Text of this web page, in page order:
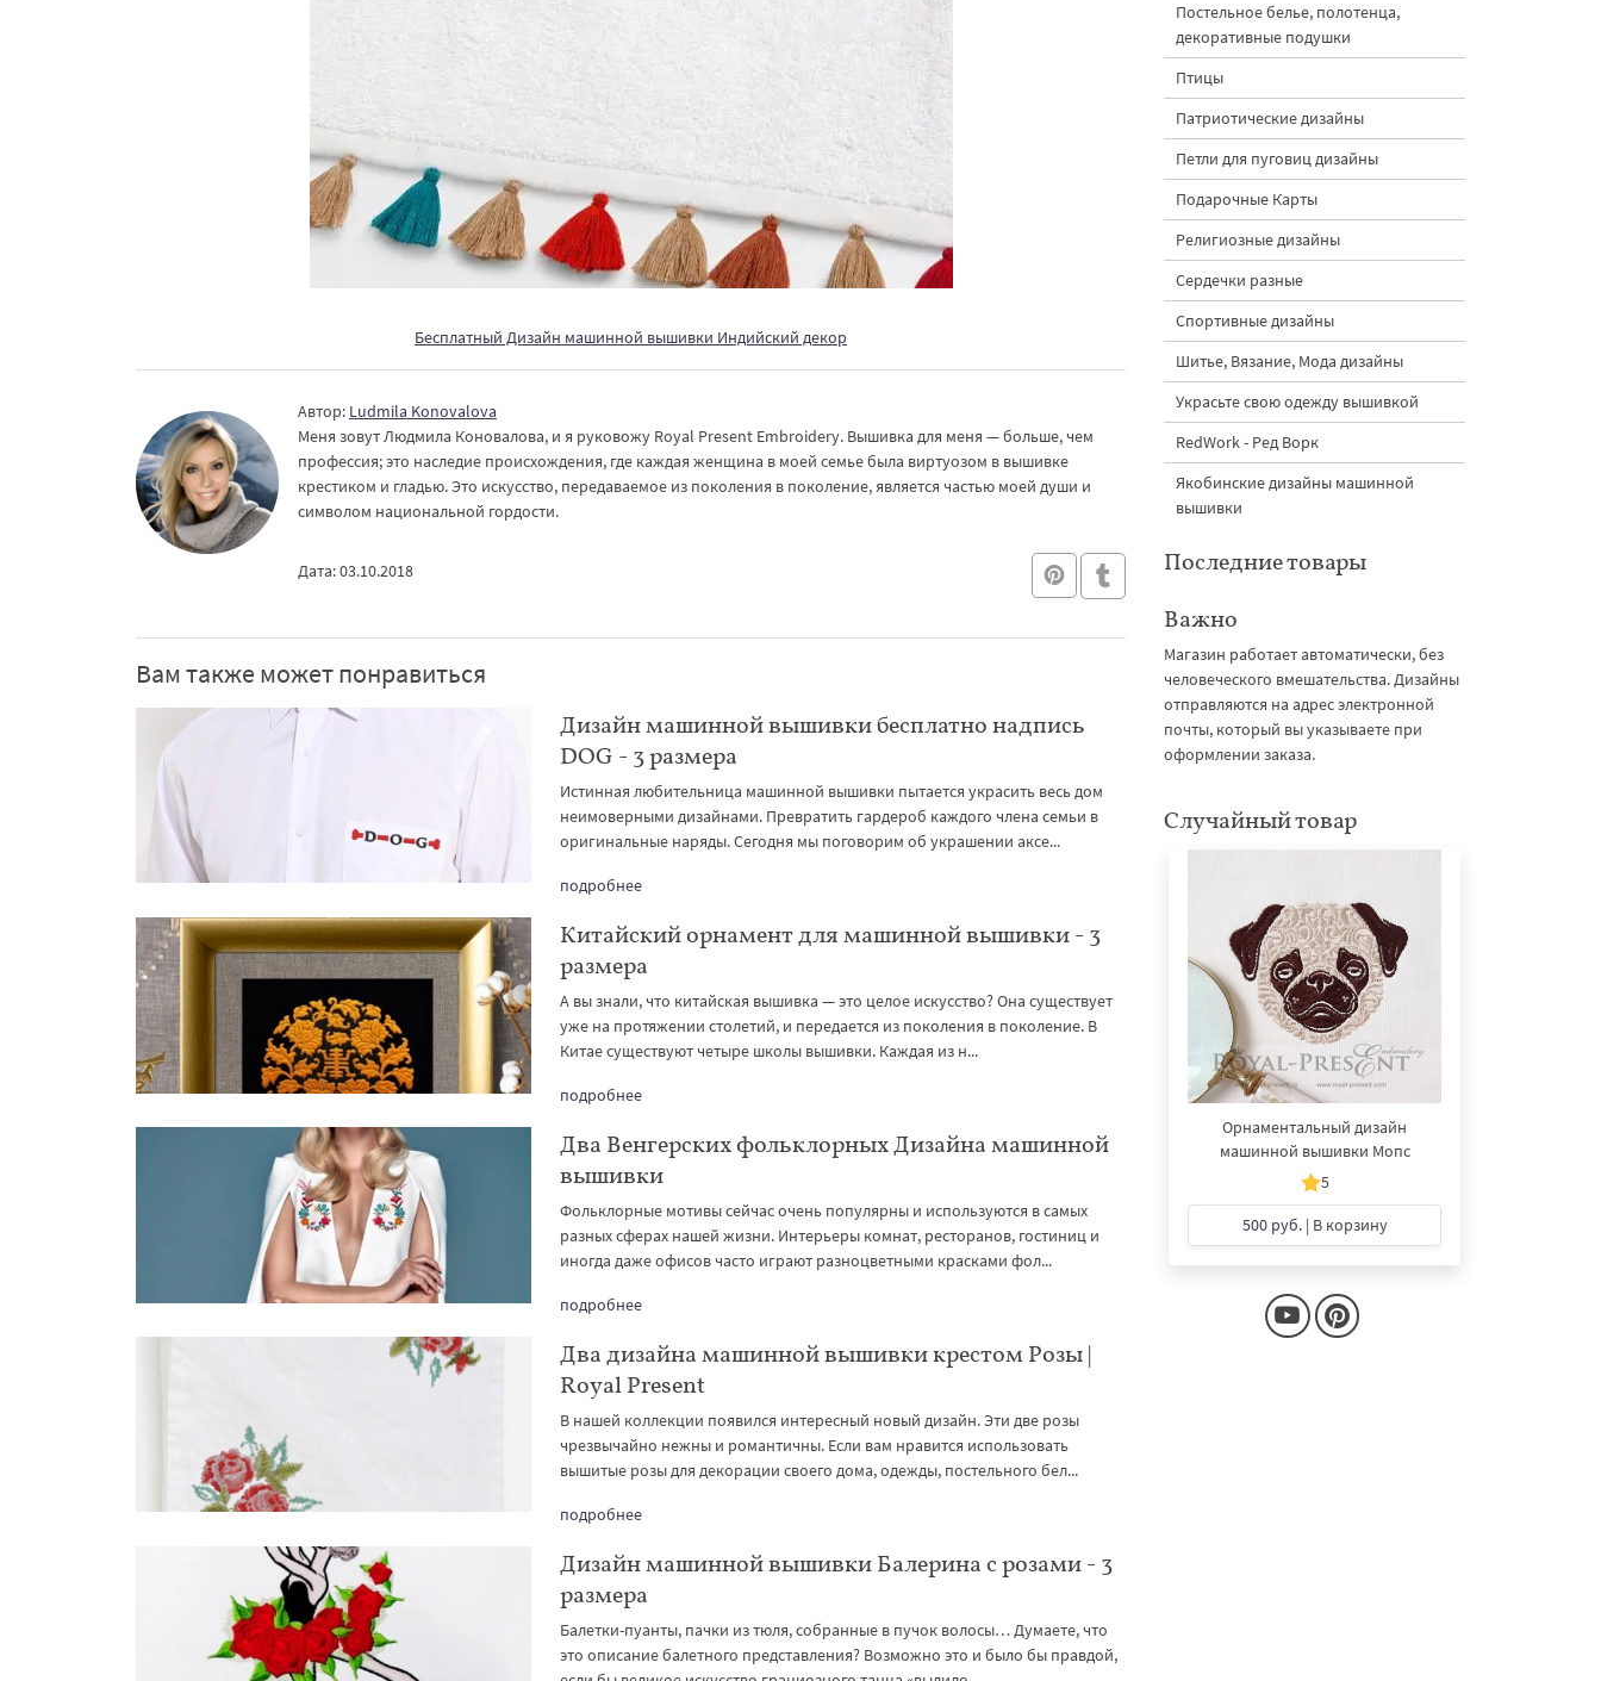
Бесплатный Дизайн машинной вышивки Индийский декор
Автор: Ludmila Konovalova
Меня зовут Людмила Коновалова, и я руковожу Royal Present Embroidery. Вышивка для меня — больше, чем
профессия; это наследие происхождения, где каждая женщина в моей семье была виртуозом в вышивке
крестиком и гладью. Это искусство, передаваемое из поколения в поколение, является частью моей души и
символом национальной гордости.
Дата: 03.10.2018
Вам также может понравиться
Дизайн машинной вышивки бесплатно надпись
DOG - 3 размера
Истинная любительница машинной вышивки пытается украсить весь дом
неимоверными дизайнами. Превратить гардероб каждого члена семьи в
оригинальные наряды. Сегодня мы поговорим об украшении аксе...
подробнее
Китайский орнамент для машинной вышивки - 3
размера
А вы знали, что китайская вышивка — это целое искусство? Она существует
уже на протяжении столетий, и передается из поколения в поколение. В
Китае существуют четыре школы вышивки. Каждая из н...
подробнее
Два Венгерских фольклорных Дизайна машинной
вышивки
Фольклорные мотивы сейчас очень популярны и используются в самых
разных сферах нашей жизни. Интерьеры комнат, ресторанов, гостиниц и
иногда даже офисов часто играют разноцветными красками фол...
подробнее
Два дизайна машинной вышивки крестом Розы |
Royal Present
В нашей коллекции появился интересный новый дизайн. Эти две розы
чрезвычайно нежны и романтичны. Если вам нравится использовать
вышитые розы для декорации своего дома, одежды, постельного бел...
подробнее
Дизайн машинной вышивки Балерина с розами - 3
размера
Балетки-пуанты, пачки из тюля, собранные в пучок волосы… Думаете, что
это описание балетного представления? Возможно это и было бы правдой,
Постельное белье, полотенца,
декоративные подушки
Птицы
Патриотические дизайны
Петли для пуговиц дизайны
Подарочные Карты
Религиозные дизайны
Сердечки разные
Спортивные дизайны
Шитье, Вязание, Мода дизайны
Украсьте свою одежду вышивкой
RedWork - Ред Ворк
Якобинские дизайны машинной
вышивки
Последние товары
Важно
Магазин работает автоматически, без
человеческого вмешательства. Дизайны
отправляются на адрес электронной
почты, который вы указываете при
оформлении заказа.
Случайный товар
Орнаментальный дизайн
машинной вышивки Мопс
5
500 руб.| В корзину